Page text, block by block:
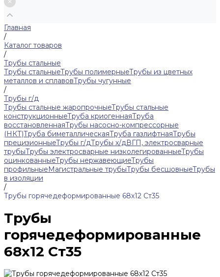
Главная
/
Каталог товаров
/
Трубы стальные
Трубы стальныеТрубы полимерныеТрубы из цветных
металлов и сплавовТрубы чугунные
/
Трубы г/д
Трубы стальные жаропрочныеТрубы стальные
конструкционныеТруба криогеннаяТруба
восстановленнаяТрубы насосно-компрессорные
(НКТ)Труба биметаллическаяТруба газлифтнаяТрубы
прецизионныеТрубы г/дТрубы х/дВГП, электросварные
трубыТрубы электросварные низколегированныеТрубы
оцинкованныеТрубы нержавеющиеТрубы
профильныеМагистральные трубыТрубы бесшовныеТрубы
в изоляции
/
Трубы горячедеформированные 68х12 Ст35
Трубы
горячедеформированные
68х12 Ст35